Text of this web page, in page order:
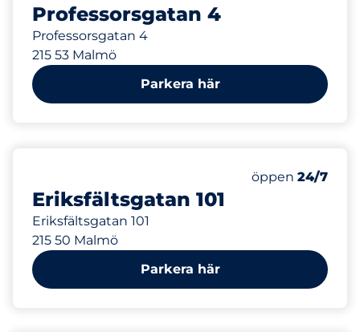
Professorsgatan 4
Professorsgatan 4
215 53 Malmö
Parkera här
Eriksfältsgatan 101
Eriksfältsgatan 101
215 50 Malmö
öppen 24/7
Parkera här